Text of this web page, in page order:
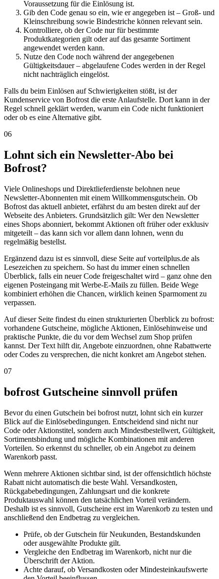
Voraussetzung für die Einlösung ist.
Gib den Code genau so ein, wie er angegeben ist – Groß- und
Kleinschreibung sowie Bindestriche können relevant sein.
Kontrolliere, ob der Code nur für bestimmte
Produktkategorien gilt oder auf das gesamte Sortiment
angewendet werden kann.
Nutze den Code noch während der angegebenen
Gültigkeitsdauer – abgelaufene Codes werden in der Regel
nicht nachträglich eingelöst.
Falls du beim Einlösen auf Schwierigkeiten stößt, ist der
Kundenservice von Bofrost die erste Anlaufstelle. Dort kann in der
Regel schnell geklärt werden, warum ein Code nicht funktioniert
oder ob es eine Alternative gibt.
06
Lohnt sich ein Newsletter-Abo bei
Bofrost?
Viele Onlineshops und Direktlieferdienste belohnen neue
Newsletter-Abonnenten mit einem Willkommensgutschein. Ob
Bofrost das aktuell anbietet, erfährst du am besten direkt auf der
Webseite des Anbieters. Grundsätzlich gilt: Wer den Newsletter
eines Shops abonniert, bekommt Aktionen oft früher oder exklusiv
mitgeteilt – das kann sich vor allem dann lohnen, wenn du
regelmäßig bestellst.
Ergänzend dazu ist es sinnvoll, diese Seite auf vorteilplus.de als
Lesezeichen zu speichern. So hast du immer einen schnellen
Überblick, falls ein neuer Code freigeschaltet wird – ganz ohne den
eigenen Posteingang mit Werbe-E-Mails zu füllen. Beide Wege
kombiniert erhöhen die Chancen, wirklich keinen Sparmoment zu
verpassen.
Auf dieser Seite findest du einen strukturierten Überblick zu bofrost:
vorhandene Gutscheine, mögliche Aktionen, Einlösehinweise und
praktische Punkte, die du vor dem Wechsel zum Shop prüfen
kannst. Der Text hilft dir, Angebote einzuordnen, ohne Rabattwerte
oder Codes zu versprechen, die nicht konkret am Angebot stehen.
07
bofrost Gutscheine sinnvoll prüfen
Bevor du einen Gutschein bei bofrost nutzt, lohnt sich ein kurzer
Blick auf die Einlösebedingungen. Entscheidend sind nicht nur
Code oder Aktionstitel, sondern auch Mindestbestellwert, Gültigkeit,
Sortimentsbindung und mögliche Kombinationen mit anderen
Vorteilen. So erkennst du schneller, ob ein Angebot zu deinem
Warenkorb passt.
Wenn mehrere Aktionen sichtbar sind, ist der offensichtlich höchste
Rabatt nicht automatisch die beste Wahl. Versandkosten,
Rückgabebedingungen, Zahlungsart und die konkrete
Produktauswahl können den tatsächlichen Vorteil verändern.
Deshalb ist es sinnvoll, Gutscheine erst im Warenkorb zu testen und
anschließend den Endbetrag zu vergleichen.
Prüfe, ob der Gutschein für Neukunden, Bestandskunden
oder ausgewählte Produkte gilt.
Vergleiche den Endbetrag im Warenkorb, nicht nur die
Überschrift der Aktion.
Achte darauf, ob Versandkosten oder Mindesteinkaufswerte